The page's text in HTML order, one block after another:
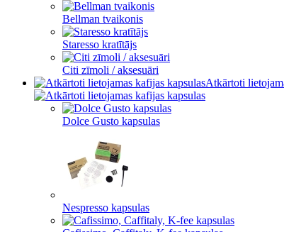
Bellman tvaikonis
Staresso kratītājs
Citi zīmoli / aksesuāri
Atkārtoti
Dolce Gusto kapsulas
Nespresso kapsulas